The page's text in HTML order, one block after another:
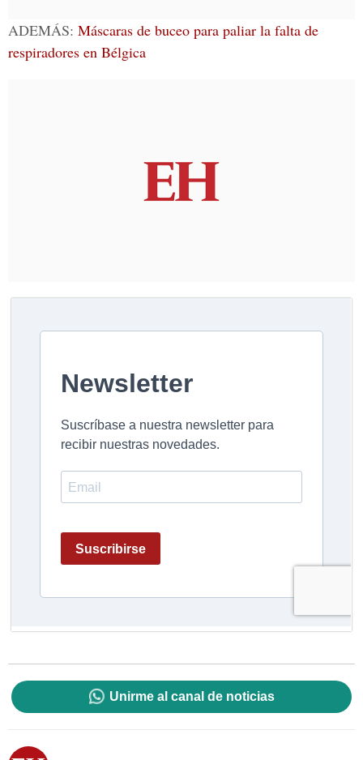
ADEMÁS: Máscaras de buceo para paliar la falta de
respiradores en Bélgica
Unirme al canal de noticias